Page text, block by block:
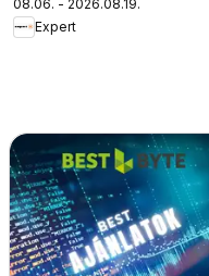
08.06. - 2026.08.19.
Expert